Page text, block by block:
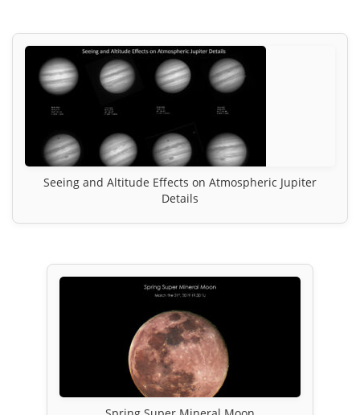
Seeing and Altitude Effects on Atmospheric Jupiter
Details